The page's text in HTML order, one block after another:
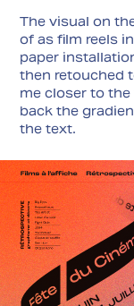
The visual on
of as film reels
paper
then retouched
me closer to
back the
the text.